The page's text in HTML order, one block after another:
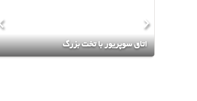
اتاق سوپریور با تخت بزرگ